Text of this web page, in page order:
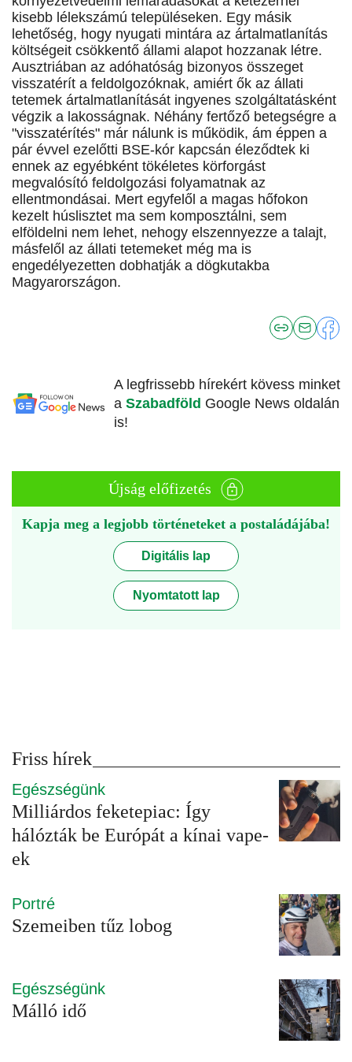
kisebb lélekszámú településeken. Egy másik
lehetőség, hogy nyugati mintára az ártalmatlanítás
költségeit csökkentő állami alapot hozzanak létre.
Ausztriában az adóhatóság bizonyos összeget
visszatérít a feldolgozóknak, amiért ők az állati
tetemek ártalmatlanítását ingyenes szolgáltatásként
végzik a lakosságnak. Néhány fertőző betegségre a
"visszatérítés" már nálunk is működik, ám éppen a
pár évvel ezelőtti BSE-kór kapcsán éleződtek ki
ennek az egyébként tökéletes körforgást
megvalósító feldolgozási folyamatnak az
ellentmondásai. Mert egyfelől a magas hőfokon
kezelt húslisztet ma sem komposztálni, sem
elföldelni nem lehet, nehogy elszennyezze a talajt,
másfelől az állati tetemeket még ma is
engedélyezetten dobhatják a dögkutakba
Magyarországon.
A legfrissebb hírekért kövess minket
a Szabadföld Google News oldalán
is!
Újság előfizetés
Kapja meg a legjobb történeteket a postaládájába!
Digitális lap
Nyomtatott lap
Friss hírek
Egészségünk
Milliárdos feketepiac: Így
hálózták be Európát a kínai vape-
ek
Portré
Szemeiben tűz lobog
Egészségünk
Málló idő